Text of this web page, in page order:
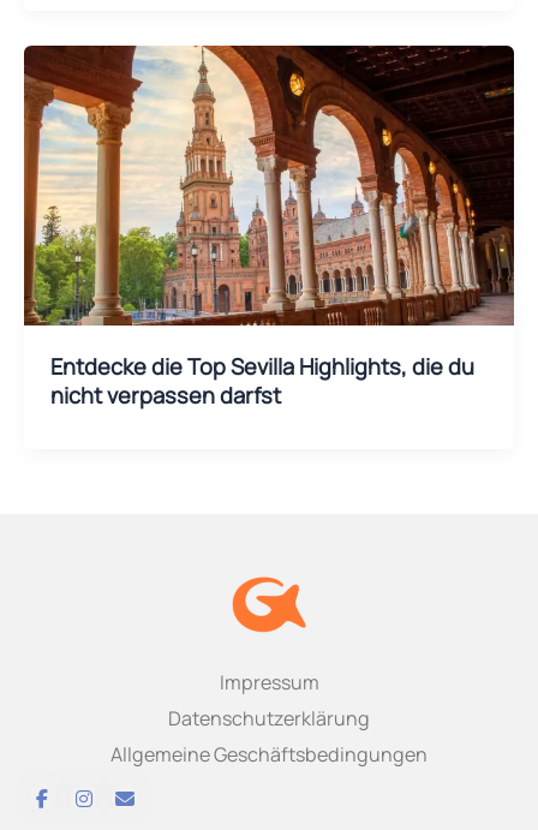
Entdecke die Top Sevilla Highlights, die du
nicht verpassen darfst
Impressum
Datenschutzerklärung
Allgemeine Geschäftsbedingungen